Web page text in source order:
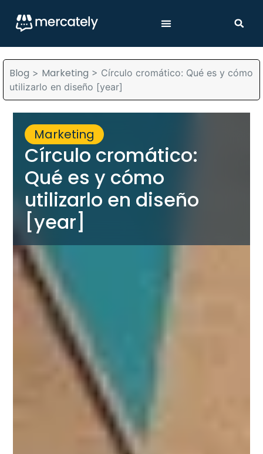
Blog > Marketing > Círculo cromático: Qué es y cómo
utilizarlo en diseño [year]
Marketing
Círculo cromático:
Qué es y cómo
utilizarlo en diseño
[year]